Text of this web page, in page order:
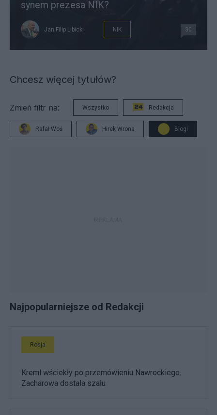
synem prezesa NIK?
Jan Filip Libicki NIK 30
Chcesz więcej tytułów?
Zmień filtr na: Wszystko Redakcja
Rafał Woś Hirek Wrona Blogi
Najpopularniejsze od Redakcji
Rosja
Kreml wściekły po przemówieniu Nawrockiego.
Zacharowa dostała szału